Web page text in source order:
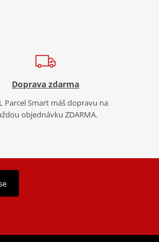
Doprava zdarma
Parcel Smart máš dopravu na
objednávku ZDARMA.